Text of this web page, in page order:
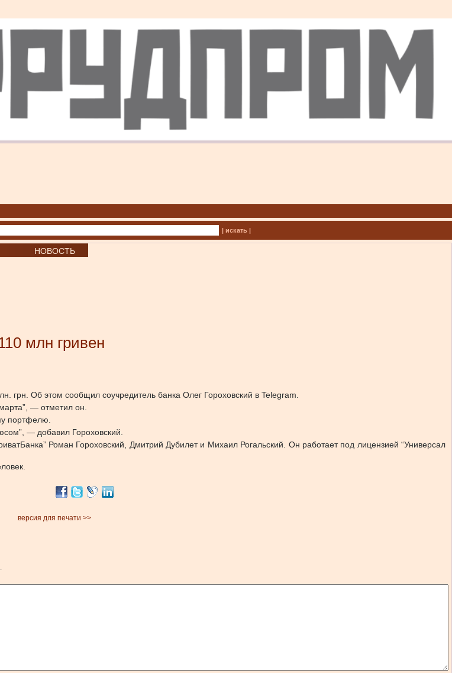
| искать |
НОВОСТЬ
млн гривен
грн. Об этом сообщил соучредитель банка Олег Гороховский в Telegram.
— отметил он.
портфелю.
— добавил Гороховский.
Роман Гороховский, Дмитрий Дубилет и Михаил Рогальский. Он работает под лицензией “Универсал
версия для печати >>
.